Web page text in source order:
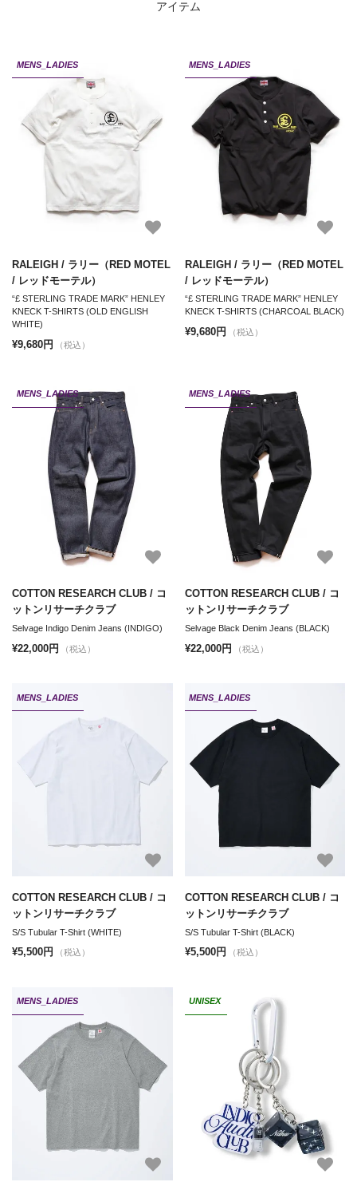
アイテム
MENS_LADIES
RALEIGH / ラリー（RED MOTEL
/ レッドモーテル）
“£ STERLING TRADE MARK” HENLEY
KNECK T-SHIRTS (OLD ENGLISH
WHITE)
¥9,680円 （税込）
MENS_LADIES
RALEIGH / ラリー（RED MOTEL
/ レッドモーテル）
“£ STERLING TRADE MARK” HENLEY
KNECK T-SHIRTS (CHARCOAL BLACK)
¥9,680円 （税込）
MENS_LADIES
COTTON RESEARCH CLUB / コ
ットンリサーチクラブ
Selvage Indigo Denim Jeans (INDIGO)
¥22,000円 （税込）
MENS_LADIES
COTTON RESEARCH CLUB / コ
ットンリサーチクラブ
Selvage Black Denim Jeans (BLACK)
¥22,000円 （税込）
MENS_LADIES
COTTON RESEARCH CLUB / コ
ットンリサーチクラブ
S/S Tubular T-Shirt (WHITE)
¥5,500円 （税込）
MENS_LADIES
COTTON RESEARCH CLUB / コ
ットンリサーチクラブ
S/S Tubular T-Shirt (BLACK)
¥5,500円 （税込）
MENS_LADIES UNISEX